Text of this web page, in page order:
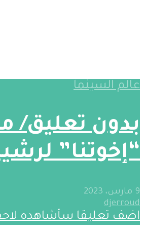
عالم السينما
بدون تعليق/
“إخوتنا”
9 مارس، 2023
djerroud
اضف تعليقا سأشاهده